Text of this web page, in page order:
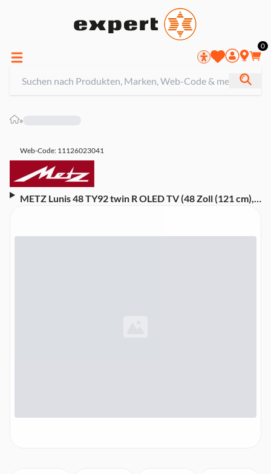
0
»
Web-Code: 11126023041
METZ Lunis 48 TY92 twin R OLED TV (48 Zoll (121 cm),